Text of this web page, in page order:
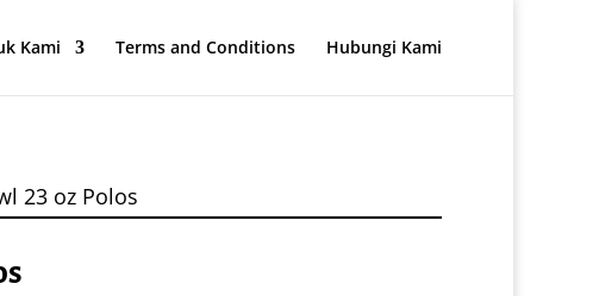
Kami Terms and Conditions Hubungi Kami
23 oz Polos